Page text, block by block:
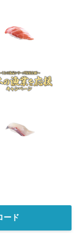
ード